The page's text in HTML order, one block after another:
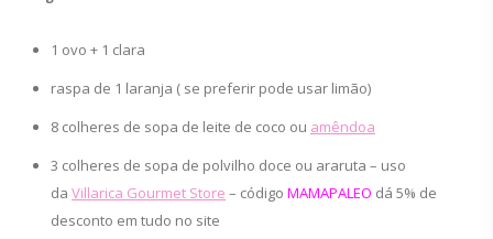
1 ovo + 1 clara
raspa de 1 laranja ( se preferir pode usar limão)
8 colheres de sopa de leite de coco ou amêndoa
3 colheres de sopa de polvilho doce ou araruta – uso
da Villarica Gourmet Store – código MAMAPALEO dá 5% de
desconto em tudo no site